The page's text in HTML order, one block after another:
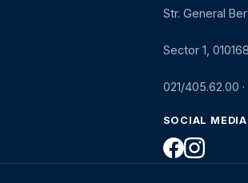
Str. General
Sector 1,
021/405.62.00 ·
SOCIAL MEDIA